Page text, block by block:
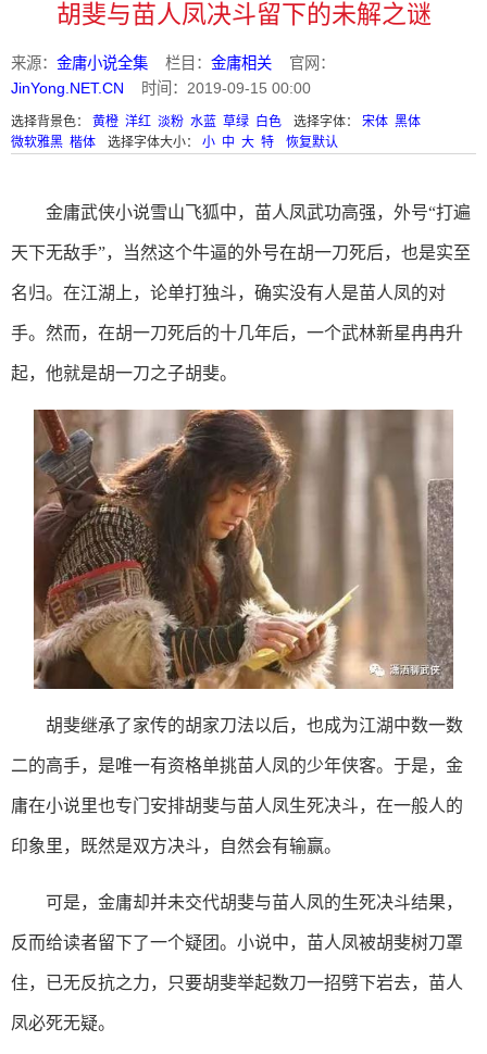
胡斐与苗人凤决斗留下的未解之谜
来源： 金庸小说全集 栏目： 金庸相关 官网：
JinYong.NET.CN 时间：2019-09-15 00:00
选择背景色： 黄橙 洋红 淡粉 水蓝 草绿 白色 选择字体： 宋体 黑体
微软雅黑 楷体 选择字体大小： 小 中 大 特 恢复默认
金庸武侠小说雪山飞狐中，苗人凤武功高强，外号“打遍
天下无敌手”，当然这个牛逼的外号在胡一刀死后，也是实至
名归。在江湖上，论单打独斗，确实没有人是苗人凤的对
手。然而，在胡一刀死后的十几年后，一个武林新星冉冉升
起，他就是胡一刀之子胡斐。
胡斐继承了家传的胡家刀法以后，也成为江湖中数一数
二的高手，是唯一有资格单挑苗人凤的少年侠客。于是，金
庸在小说里也专门安排胡斐与苗人凤生死决斗，在一般人的
印象里，既然是双方决斗，自然会有输赢。
可是，金庸却并未交代胡斐与苗人凤的生死决斗结果，
反而给读者留下了一个疑团。小说中，苗人凤被胡斐树刀罩
住，已无反抗之力，只要胡斐举起数刀一招劈下岩去，苗人
凤必死无疑。